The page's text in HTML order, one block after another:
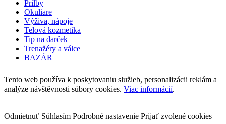
Prilby
Okuliare
Výživa, nápoje
Telová kozmetika
Tip na darček
Trenažéry a válce
BAZÁR
Tento web používa k poskytovaniu služieb, personalizácii reklám a
analýze návštěvnosti súbory cookies. Viac informácií.
Odmietnuť Súhlasím Podrobné nastavenie Prijať zvolené cookies